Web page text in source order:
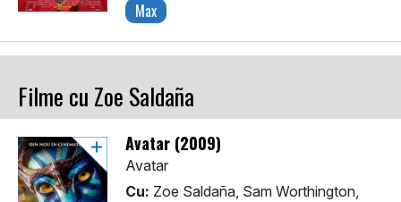
Max
Filme cu Zoe Saldaña
Avatar (2009)
Avatar
Cu: Zoe Saldaña, Sam Worthington,